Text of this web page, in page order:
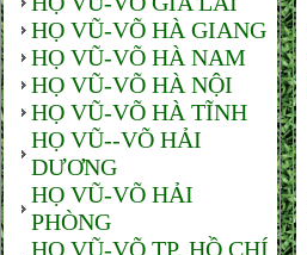
HỌ VŨ-VÕ HÀ GIANG
HỌ VŨ-VÕ HÀ NAM
HỌ VŨ-VÕ HÀ NỘI
HỌ VŨ-VÕ HÀ TĨNH
HỌ VŨ--VÕ HẢI
DƯƠNG
HỌ VŨ-VÕ HẢI
PHÒNG
HỌ VŨ-VÕ TP. HỒ CHÍ